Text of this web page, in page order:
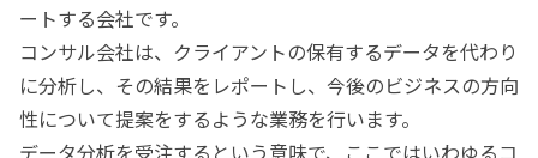
ートする会社です。
コンサル会社は、クライアントの保有するデータを代わり
に分析し、その結果をレポートし、今後のビジネスの方向
性について提案をするような業務を行います。
データ分析を受注するという意味で、ここではいわゆるコ